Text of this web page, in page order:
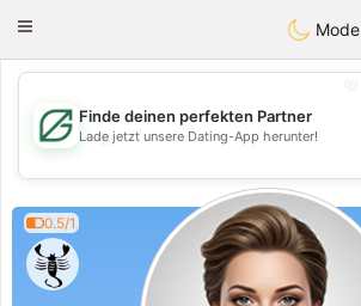
Dating
Toggle
Mode
💖
💕
Finde deinen perfekten Partner
Lade jetzt unsere Dating-App herunter!
0.5/1